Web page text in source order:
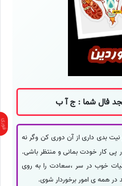
فال شما : ج آ ب
بدی داری از آن دوری کن وگر نه
کار خودت بمانی و منتظر باشی.
خوب در سر ،سعادت را به روی
در همه ی امور برخوردار شوی.